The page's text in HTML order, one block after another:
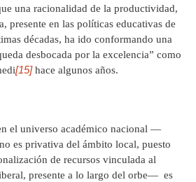
una racionalidad de la productividad,
presente en las políticas educativas de
décadas, ha ido conformando una
desbocada por la excelencia” como
[15]hace algunos años.
el universo académico nacional —
es privativa del ámbito local, puesto
de recursos vinculada al
presente a lo largo del orbe— es